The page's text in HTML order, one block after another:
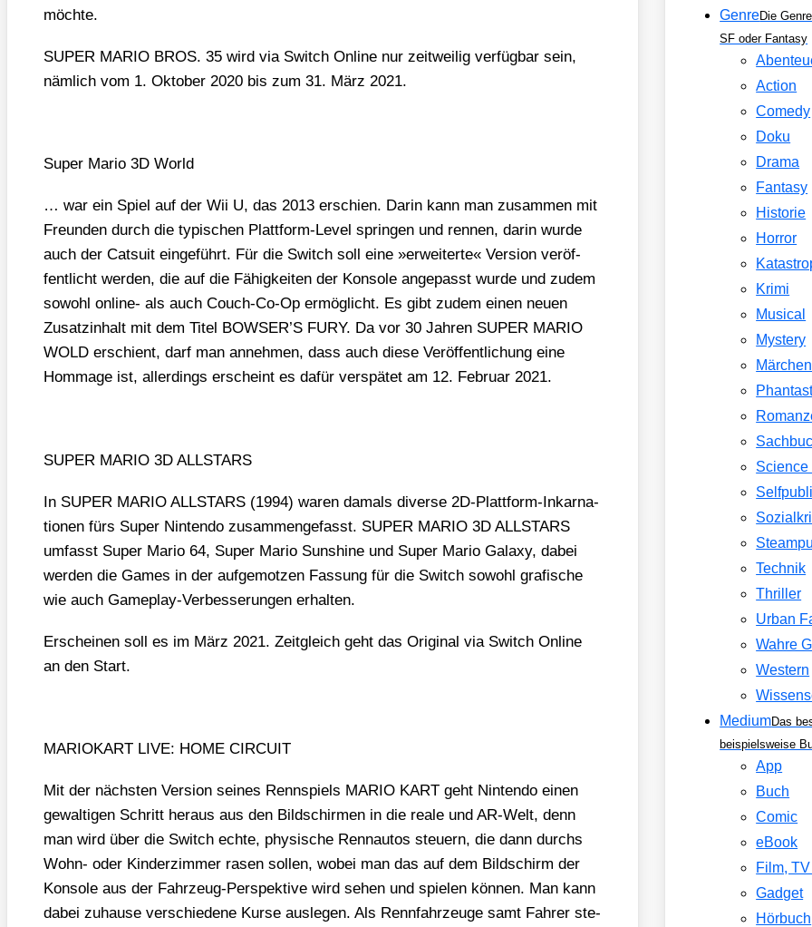
möch­te.
SUPER MARIO BROS. 35 wird via Switch Online nur zeit­wei­lig ver­füg­bar sein,
näm­lich vom 1. Okto­ber 2020 bis zum 31. März 2021.
Super Mario 3D World
… war ein Spiel auf der Wii U, das 2013 erschien. Dar­in kann man zusam­men mit
Freun­den durch die typi­schen Platt­form-Level sprin­gen und ren­nen, dar­in wur­de
auch der Cat­su­it ein­ge­führt. Für die Switch soll eine »erwei­ter­te« Ver­si­on ver­öf­
fent­licht wer­den, die auf die Fähig­kei­ten der Kon­so­le ange­passt wur­de und zudem
sowohl online- als auch Couch-Co-Op ermög­licht. Es gibt zudem einen neu­en
Zusatz­in­halt mit dem Titel BOWSER’S FURY. Da vor 30 Jah­ren SUPER MARIO
WOLD erschient, darf man anneh­men, dass auch die­se Ver­öf­fent­li­chung eine
Hom­mage ist, aller­dings erscheint es dafür ver­spä­tet am 12. Febru­ar 2021.
SUPER MARIO 3D ALLSTARS
In SUPER MARIO ALLSTARS (1994) waren damals diver­se 2D-Platt­form-Inkar­na­
tio­nen fürs Super Nin­ten­do zusam­men­ge­fasst. SUPER MARIO 3D ALLSTARS
umfasst Super Mario 64, Super Mario Suns­hi­ne und Super Mario Gala­xy, dabei
wer­den die Games in der auf­ge­mot­zen Fas­sung für die Switch sowohl gra­fi­sche
wie auch Game­play-Ver­bes­se­run­gen erhal­ten.
Erschei­nen soll es im März 2021. Zeit­gleich geht das Ori­gi­nal via Switch Online
an den Start.
MARIOKART LIVE: HOME CIRCUIT
Mit der nächs­ten Ver­si­on sei­nes Renn­spiels MARIO KART geht Nin­ten­do einen
gewal­ti­gen Schritt her­aus aus den Bild­schir­men in die rea­le und AR-Welt, denn
man wird über die Switch ech­te, phy­si­sche Renn­au­tos steu­ern, die dann durchs
Wohn- oder Kin­der­zim­mer rasen sol­len, wobei man das auf dem Bild­schirm der
Kon­so­le aus der Fahr­zeug-Per­spek­ti­ve wird sehen und spie­len kön­nen. Man kann
dabei zuhau­se ver­schie­de­ne Kur­se aus­le­gen. Als Renn­fahr­zeu­ge samt Fah­rer ste­
GenreDie
SF oder Fantasy
Action
Comedy
Doku
Drama
Fantasy
Historie
Horror
Krimi
Musical
Mystery
Märchen
Science
Technik
Thriller
Urban
Wahre
Western
MediumDas
beispielsweise
App
Buch
Comic
eBook
Film,
Gadget
Hörbuch